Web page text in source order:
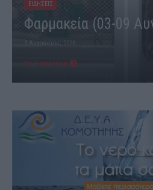
ΕΙΔΗΣΕΙΣ
Φαρμακεία (03-09
3 Αυγούστου, 2026
Περισσότερα